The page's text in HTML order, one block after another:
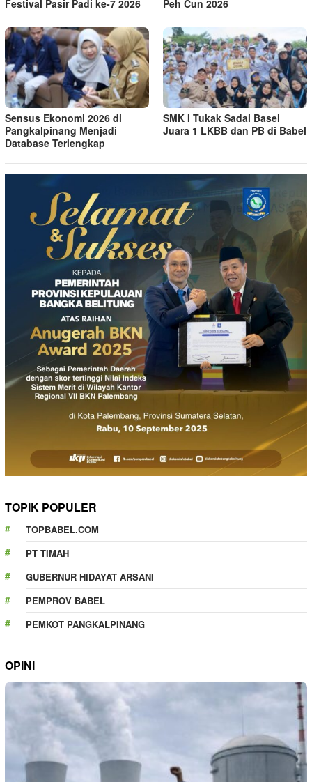
Festival Pasir Padi ke-7 2026 Peh Cun 2026
Sensus Ekonomi 2026 di
Pangkalpinang Menjadi
Database Terlengkap
SMK I Tukak Sadai Basel
Juara 1 LKBB dan PB di Babel
TOPIK POPULER
TOPBABEL.COM
PT TIMAH
GUBERNUR HIDAYAT ARSANI
PEMPROV BABEL
PEMKOT PANGKALPINANG
OPINI